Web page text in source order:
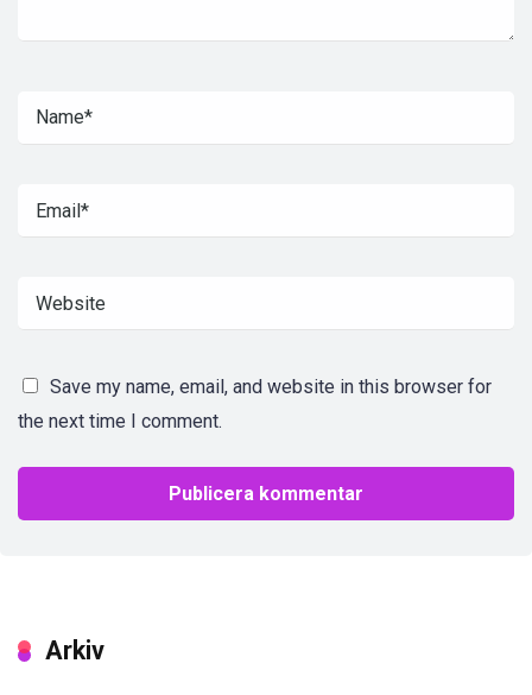
Save my name, email, and website in this browser for
the next time I comment.
Arkiv